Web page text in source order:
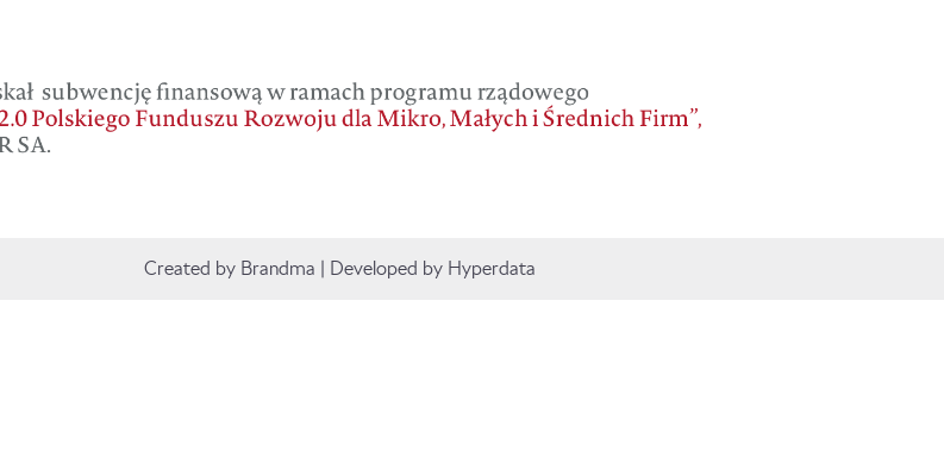
Created by Brandma | Developed by Hyperdata